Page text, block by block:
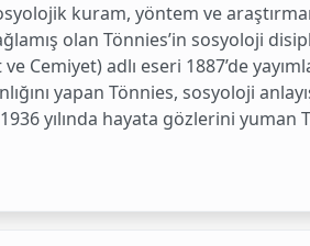
kuram, yöntem ve
olan Tönnies’in sosyoloji
adlı eseri 1887’de
yapan Tönnies, sosyoloji
yılında hayata gözlerini yuman